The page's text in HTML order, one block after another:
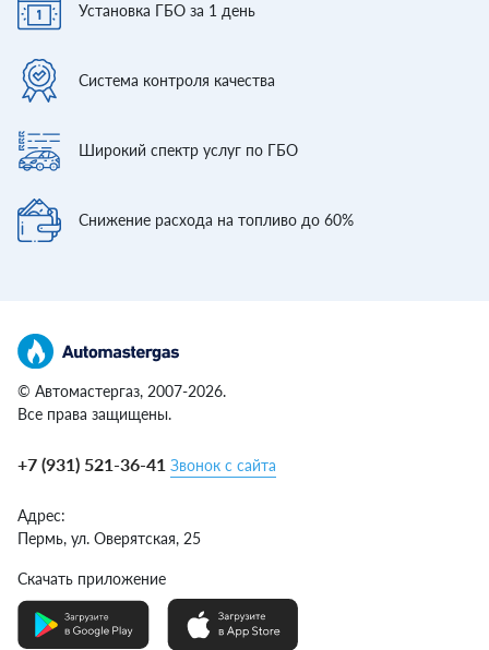
Установка ГБО за 1 день
Система контроля качества
Широкий спектр услуг по ГБО
Снижение расхода на топливо до 60%
© Автомастергаз, 2007-2026.
Все права защищены.
+7 (931) 521-36-41 Звонок с сайта
Адрес:
Пермь, ул. Оверятская, 25
Скачать приложение